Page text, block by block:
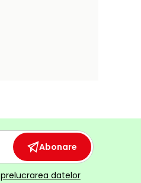
Abonare
prelucrarea datelor